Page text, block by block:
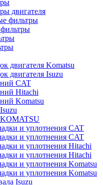
двигателя
фильтры
двигателя Komatsu
двигателя Isuzu
CAT
Hitachi
Komatsu
и уплотнения CAT
и уплотнения CAT
и уплотнения Hitachi
и уплотнения Hitachi
и уплотнения Komatsu
и уплотнения Komatsu
Isuzu